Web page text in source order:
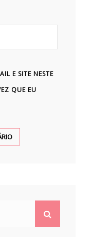
E SITE NESTE
QUE EU